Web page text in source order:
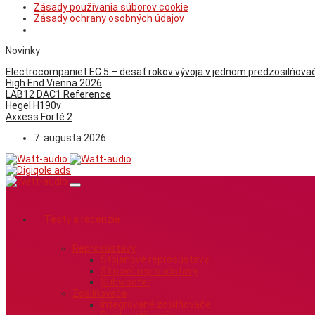
Zásady používania súborov cookie
Zásady ochrany osobných údajov
Novinky
Electrocompaniet EC 5 – desať rokov vývoja v jednom
High End Vienna 2026
LAB12 DAC1 Reference
Hegel H190v
Axxess Forté 2
7. augusta 2026
Testy a recenzie
Reprosústavy
Stojanové reprosústavy
Stĺpové reprosústavy
Subwoofer
Zosilňovače
Integrované zosilňovače